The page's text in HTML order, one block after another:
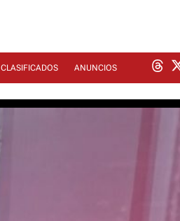
CLASIFICADOS ANUNCIOS